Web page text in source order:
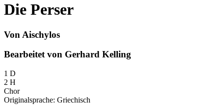
Die Perser
Von Aischylos
Bearbeitet von Gerhard Kelling
1 D
2 H
Chor
Originalsprache: Griechisch